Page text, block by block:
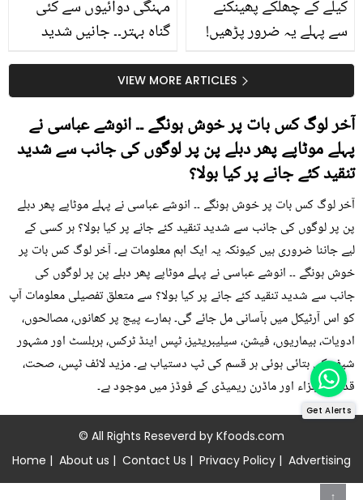
مہنگی دوائیوں سے کئی
گناہ بہتر۔۔ جانیں شدید
کیوں کھانا چاہیے؟
کیلے کے چھلکے پھینکنے
سے پہلے یہ ضرور پڑھیں!
سستا اور قدرتی حلVIEW MORE ARTICLES
آخر لوگ کس بات پر خوش ہونگے ۔۔ انوشے عباسی نے
پہلے موٹاپے پھر دبلے پن پر لوگوں کی جانب سے شدید
تنقید کئے جانے پر کیا بولا؟
آخر لوگ کس بات پر خوش ہونگے ۔۔ انوشے عباسی نے پہلے موٹاپے پھر دبلے
پن پر لوگوں کی جانب سے شدید تنقید کئے جانے پر کیا بولا؟ ہر کسی کے
لیے جاننا ضروری ہیں کیونکہ یہ ایک اہم معلومات ہے۔ آخر لوگ کس بات پر
خوش ہونگے ۔۔ انوشے عباسی نے پہلے موٹاپے پھر دبلے پن پر لوگوں کی
جانب سے شدید تنقید کئے جانے پر کیا بولا؟ سے متعلق تفصیلی معلومات آپ
کو اس آرٹیکل میں بآسانی مل جائے گی۔ ہمارے پیج پر کھانوں، مصالحوں،
ادویات، بیماریوں، فیشن، سیلیبریٹیز، ٹپس اینڈ ٹرکس، ہربلسٹ اور مشہور
شیف کی بتائی ہوئی ہر قسم کی ٹپ دستیاب ہے۔ مزید لائف ٹپس، صحت،
قدرتی اجزاء اور ماڈرن ریمیڈی کے فوڈز میں موجود ہے۔
© All Rights Reseverd by Kfoods.com
Home | About us | Contact Us | Privacy Policy | Advertising
↑
Get Alerts